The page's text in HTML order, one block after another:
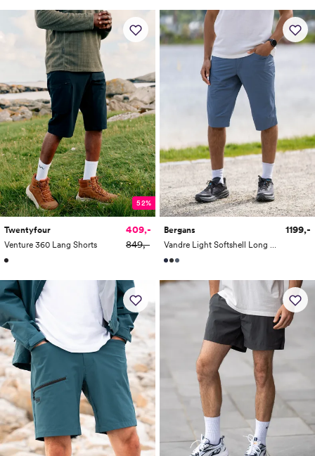
52%
Twentyfour
Venture 360 Lang Shorts
409,-
849,-
Bergans
1199,-